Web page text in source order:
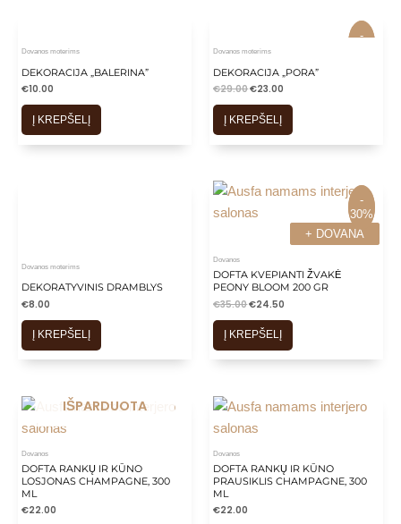
Dovanos moterims
DEKORACIJA „BALERINA”
€10.00
Į KREPŠELĮ
--
Dovanos moterims
DEKORACIJA „PORA”
€29.00€23.00
Į KREPŠELĮ
Dovanos moterims
DEKORATYVINIS DRAMBLYS
€8.00
Į KREPŠELĮ
+ DOVANA
-
30%
+ DOVANA
-
30%
Dovanos
DOFTA KVEPIANTI ŽVAKĖ
PEONY BLOOM 200 GR
€35.00€24.50
Į KREPŠELĮ
IŠPARDUOTA
Dovanos
DOFTA RANKŲ IR KŪNO
LOSJONAS CHAMPAGNE, 300
ML
€22.00
Dovanos
DOFTA RANKŲ IR KŪNO
PRAUSIKLIS CHAMPAGNE, 300
ML
€22.00